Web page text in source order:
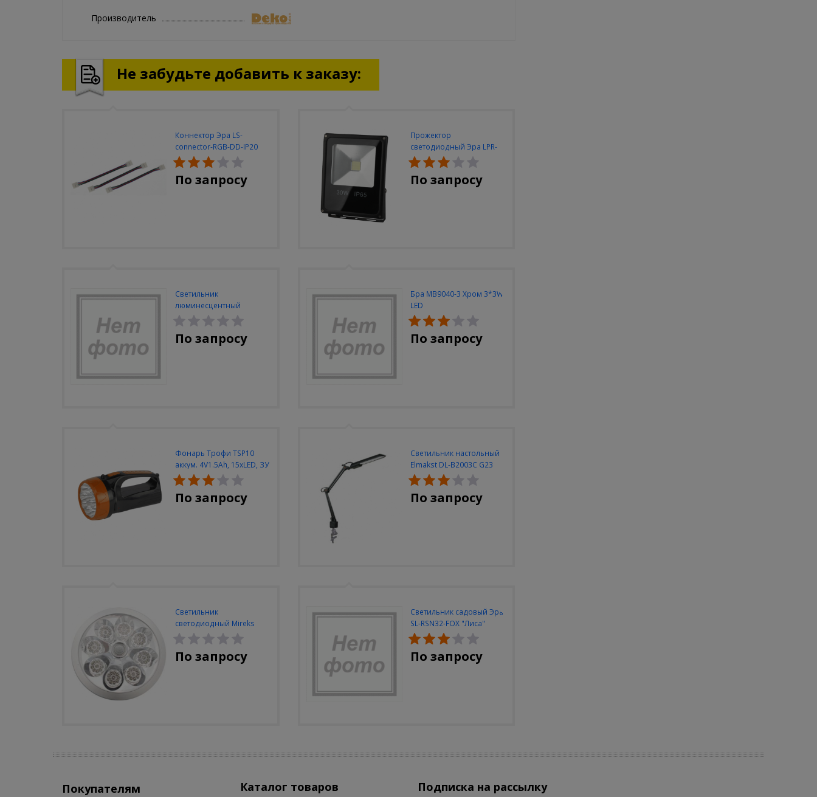
Производитель
Не забудьте добавить к заказу:
Коннектор Эра LS-
connector-RGB-DD-IP20
(3шт/уп)
По запросу
Прожектор
светодиодный Эра LPR-
30W-6500K-M
По запросу
Светильник
люминесцентный
Navigator NEL-A2-E130-T4-
840/WH
По запросу
Бра MB9040-3 Хром 3*3W
LED
По запросу
Фонарь Трофи TSP10
аккум. 4V1.5Ah, 15xLED, ЗУ
вилка 220V
По запросу
Светильник настольный
Elmakst DL-B2003C G23
черный струбцина
По запросу
Светильник
светодиодный Mireks
С-310-80-S (5W/4000-
5000K/500lm/датчик
движения)
По запросу
Светильник садовый Эра
SL-RSN32-FOX "Лиса"
солн.бат, полистоун,
цветной, 32 см
По запросу
Покупателям Каталог товаров Подписка на рассылку